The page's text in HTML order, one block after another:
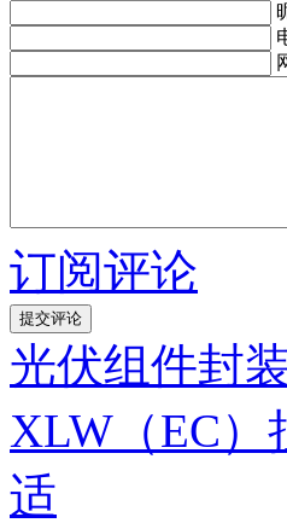
订阅评论
光伏组件封
XLW（EC）
适